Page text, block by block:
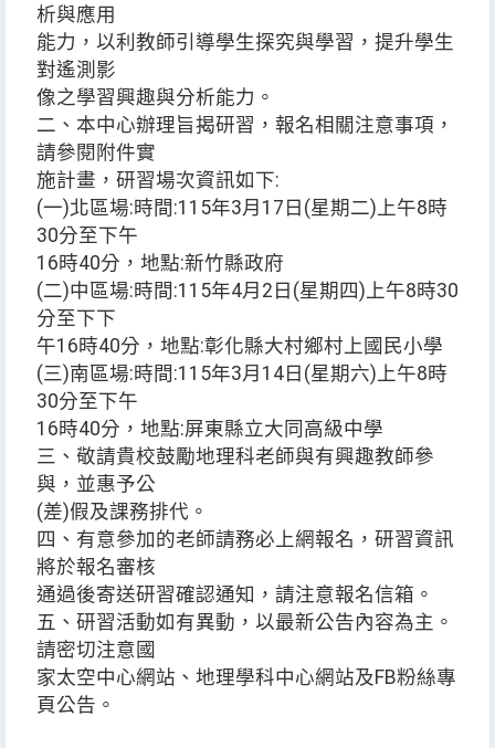
析與應用
能力，以利教師引導學生探究與學習，提升學生
對遙測影
像之學習興趣與分析能力。
二、本中心辦理旨揭研習，報名相關注意事項，
請參閱附件實
施計畫，研習場次資訊如下:
(一)北區場:時間:115年3月17日(星期二)上午8時
30分至下午
16時40分，地點:新竹縣政府
(二)中區場:時間:115年4月2日(星期四)上午8時30
分至下下
午16時40分，地點:彰化縣大村鄉村上國民小學
(三)南區場:時間:115年3月14日(星期六)上午8時
30分至下午
16時40分，地點:屏東縣立大同高級中學
三、敬請貴校鼓勵地理科老師與有興趣教師參
與，並惠予公
(差)假及課務排代。
四、有意參加的老師請務必上網報名，研習資訊
將於報名審核
通過後寄送研習確認通知，請注意報名信箱。
五、研習活動如有異動，以最新公告內容為主。
請密切注意國
家太空中心網站、地理學科中心網站及FB粉絲專
頁公告。